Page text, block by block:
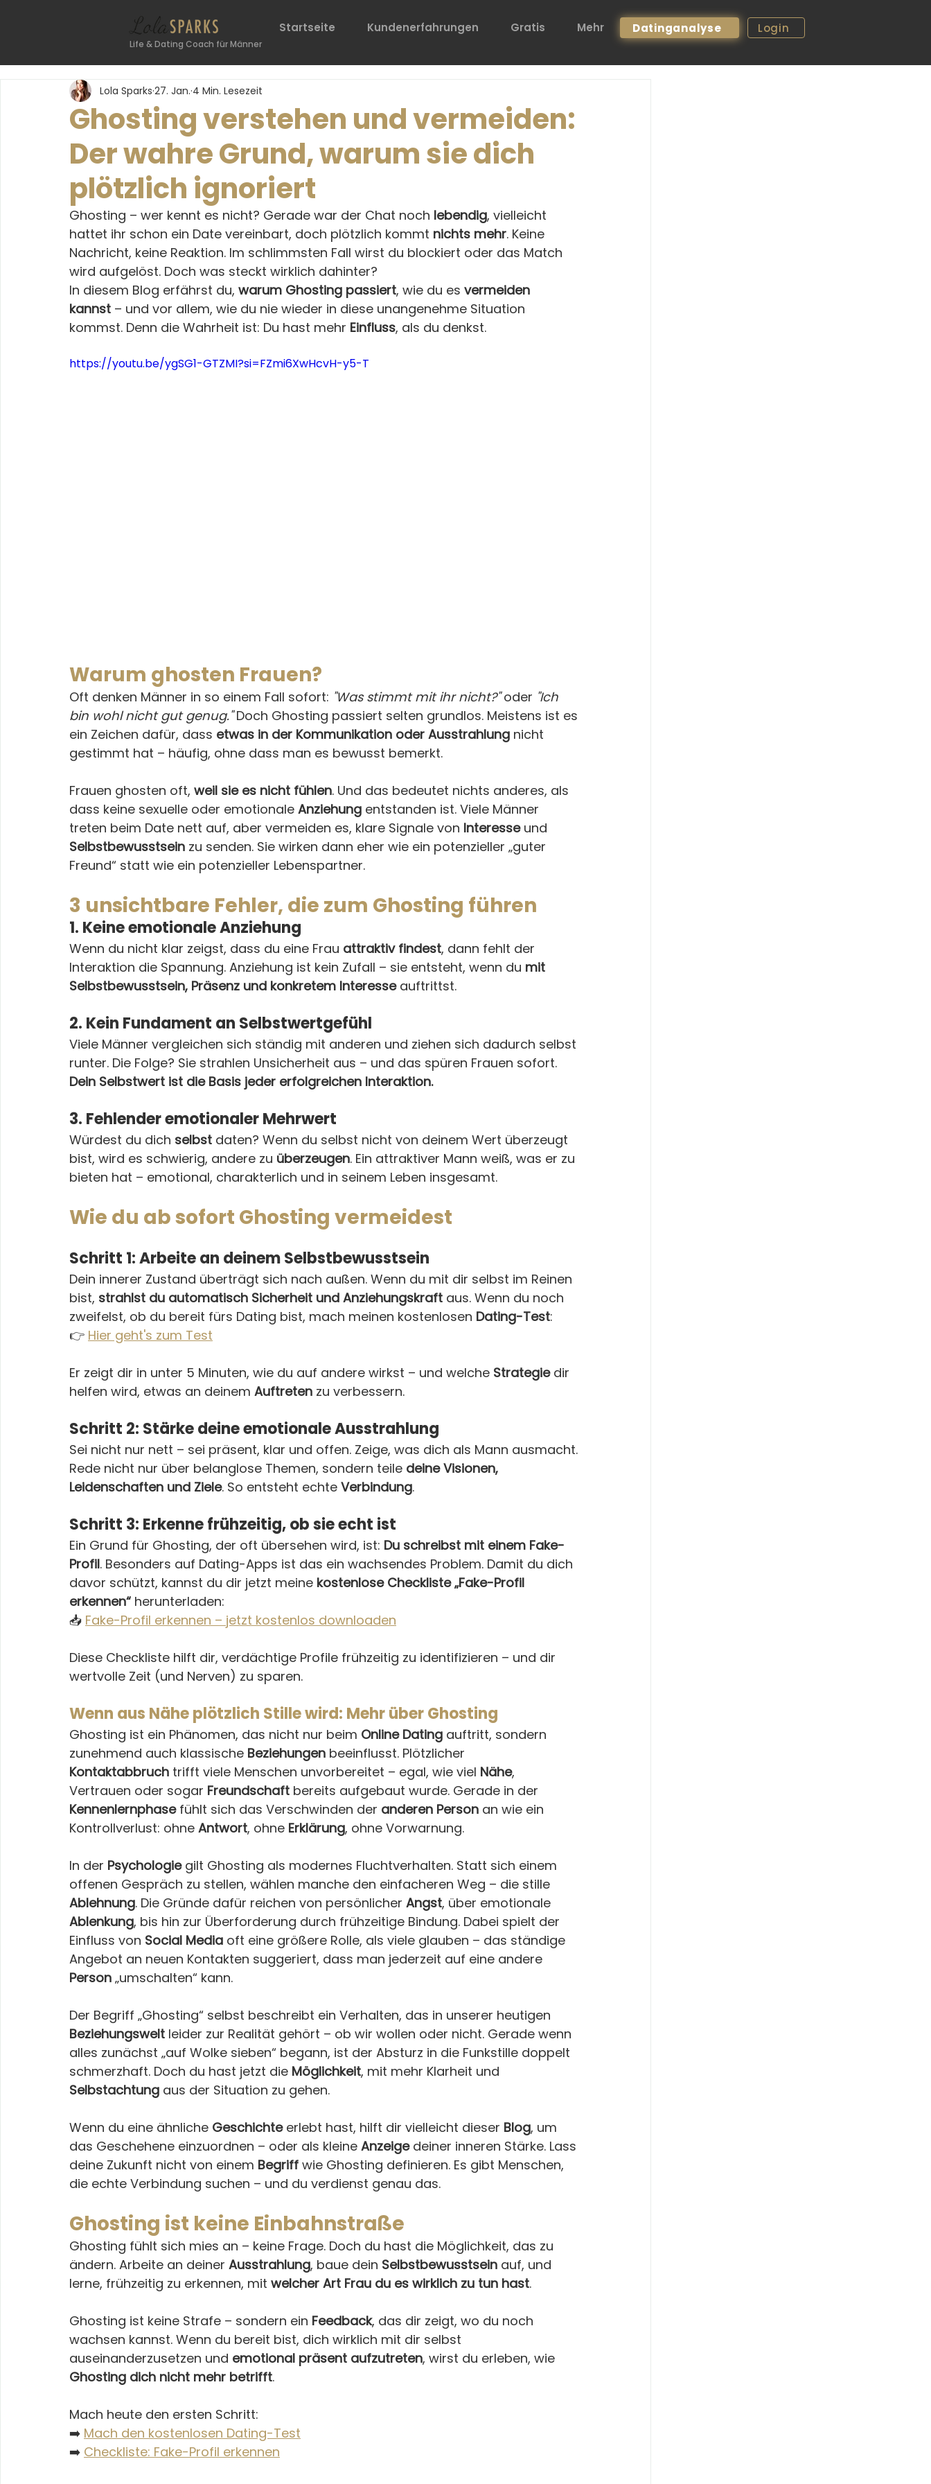
Life & Dating Coach für Männer
Startseite Kundenerfahrungen Gratis Mehr Datinganalyse Login
Ghosting verstehen und vermeiden:
Der wahre Grund, warum sie dich
plötzlich ignoriert
Lola Sparks 27. Jan. 4 Min. Lesezeit
Ghosting – wer kennt es nicht? Gerade war der Chat noch lebendig, vielleicht
hattet ihr schon ein Date vereinbart, doch plötzlich kommt nichts mehr. Keine
Nachricht, keine Reaktion. Im schlimmsten Fall wirst du blockiert oder das Match
wird aufgelöst. Doch was steckt wirklich dahinter?
In diesem Blog erfährst du, warum Ghosting passiert, wie du es vermeiden
kannst – und vor allem, wie du nie wieder in diese unangenehme Situation
kommst. Denn die Wahrheit ist: Du hast mehr Einfluss, als du denkst.
https://youtu.be/ygSG1-GTZMI?si=FZmi6XwHcvH-y5-T
Warum ghosten Frauen?
Oft denken Männer in so einem Fall sofort: "Was stimmt mit ihr nicht?" oder "Ich
bin wohl nicht gut genug." Doch Ghosting passiert selten grundlos. Meistens ist es
ein Zeichen dafür, dass etwas in der Kommunikation oder Ausstrahlung nicht
gestimmt hat – häufig, ohne dass man es bewusst bemerkt.
Frauen ghosten oft, weil sie es nicht fühlen. Und das bedeutet nichts anderes, als
dass keine sexuelle oder emotionale Anziehung entstanden ist. Viele Männer
treten beim Date nett auf, aber vermeiden es, klare Signale von Interesse und
Selbstbewusstsein zu senden. Sie wirken dann eher wie ein potenzieller „guter
Freund“ statt wie ein potenzieller Lebenspartner.
3 unsichtbare Fehler, die zum Ghosting führen
1. Keine emotionale Anziehung
Wenn du nicht klar zeigst, dass du eine Frau attraktiv findest, dann fehlt der
Interaktion die Spannung. Anziehung ist kein Zufall – sie entsteht, wenn du mit
Selbstbewusstsein, Präsenz und konkretem Interesse auftrittst.
2. Kein Fundament an Selbstwertgefühl
Viele Männer vergleichen sich ständig mit anderen und ziehen sich dadurch selbst
runter. Die Folge? Sie strahlen Unsicherheit aus – und das spüren Frauen sofort.
Dein Selbstwert ist die Basis jeder erfolgreichen Interaktion.
3. Fehlender emotionaler Mehrwert
Würdest du dich selbst daten? Wenn du selbst nicht von deinem Wert überzeugt
bist, wird es schwierig, andere zu überzeugen. Ein attraktiver Mann weiß, was er zu
bieten hat – emotional, charakterlich und in seinem Leben insgesamt.
Wie du ab sofort Ghosting vermeidest
Schritt 1: Arbeite an deinem Selbstbewusstsein
Dein innerer Zustand überträgt sich nach außen. Wenn du mit dir selbst im Reinen
bist, strahlst du automatisch Sicherheit und Anziehungskraft aus. Wenn du noch
zweifelst, ob du bereit fürs Dating bist, mach meinen kostenlosen Dating-Test:
👉 Hier geht's zum Test
Er zeigt dir in unter 5 Minuten, wie du auf andere wirkst – und welche Strategie dir
helfen wird, etwas an deinem Auftreten zu verbessern.
Schritt 2: Stärke deine emotionale Ausstrahlung
Sei nicht nur nett – sei präsent, klar und offen. Zeige, was dich als Mann ausmacht.
Rede nicht nur über belanglose Themen, sondern teile deine Visionen,
Leidenschaften und Ziele. So entsteht echte Verbindung.
Schritt 3: Erkenne frühzeitig, ob sie echt ist
Ein Grund für Ghosting, der oft übersehen wird, ist: Du schreibst mit einem Fake-
Profil. Besonders auf Dating-Apps ist das ein wachsendes Problem. Damit du dich
davor schützt, kannst du dir jetzt meine kostenlose Checkliste „Fake-Profil
erkennen“ herunterladen:
📥 Fake-Profil erkennen – jetzt kostenlos downloaden
Diese Checkliste hilft dir, verdächtige Profile frühzeitig zu identifizieren – und dir
wertvolle Zeit (und Nerven) zu sparen.
Wenn aus Nähe plötzlich Stille wird: Mehr über Ghosting
Ghosting ist ein Phänomen, das nicht nur beim Online Dating auftritt, sondern
zunehmend auch klassische Beziehungen beeinflusst. Plötzlicher
Kontaktabbruch trifft viele Menschen unvorbereitet – egal, wie viel Nähe,
Vertrauen oder sogar Freundschaft bereits aufgebaut wurde. Gerade in der
Kennenlernphase fühlt sich das Verschwinden der anderen Person an wie ein
Kontrollverlust: ohne Antwort, ohne Erklärung, ohne Vorwarnung.
In der Psychologie gilt Ghosting als modernes Fluchtverhalten. Statt sich einem
offenen Gespräch zu stellen, wählen manche den einfacheren Weg – die stille
Ablehnung. Die Gründe dafür reichen von persönlicher Angst, über emotionale
Ablenkung, bis hin zur Überforderung durch frühzeitige Bindung. Dabei spielt der
Einfluss von Social Media oft eine größere Rolle, als viele glauben – das ständige
Angebot an neuen Kontakten suggeriert, dass man jederzeit auf eine andere
Person „umschalten“ kann.
Der Begriff „Ghosting“ selbst beschreibt ein Verhalten, das in unserer heutigen
Beziehungswelt leider zur Realität gehört – ob wir wollen oder nicht. Gerade wenn
alles zunächst „auf Wolke sieben“ begann, ist der Absturz in die Funkstille doppelt
schmerzhaft. Doch du hast jetzt die Möglichkeit, mit mehr Klarheit und
Selbstachtung aus der Situation zu gehen.
Wenn du eine ähnliche Geschichte erlebt hast, hilft dir vielleicht dieser Blog, um
das Geschehene einzuordnen – oder als kleine Anzeige deiner inneren Stärke. Lass
deine Zukunft nicht von einem Begriff wie Ghosting definieren. Es gibt Menschen,
die echte Verbindung suchen – und du verdienst genau das.
Ghosting ist keine Einbahnstraße
Ghosting fühlt sich mies an – keine Frage. Doch du hast die Möglichkeit, das zu
ändern. Arbeite an deiner Ausstrahlung, baue dein Selbstbewusstsein auf, und
lerne, frühzeitig zu erkennen, mit welcher Art Frau du es wirklich zu tun hast.
Ghosting ist keine Strafe – sondern ein Feedback, das dir zeigt, wo du noch
wachsen kannst. Wenn du bereit bist, dich wirklich mit dir selbst
auseinanderzusetzen und emotional präsent aufzutreten, wirst du erleben, wie
Ghosting dich nicht mehr betrifft.
Mach heute den ersten Schritt:
➡️ Mach den kostenlosen Dating-Test
➡️ Checkliste: Fake-Profil erkennen